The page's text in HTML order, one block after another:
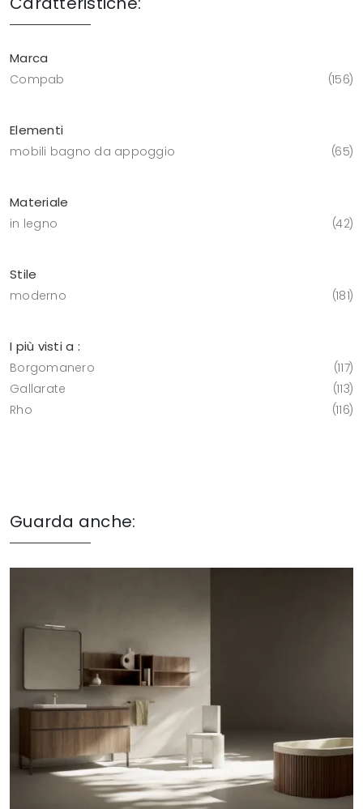
Marca
Compab 156
Elementi
mobili bagno da appoggio 65
Materiale
in legno 42
Stile
moderno 181
I più visti a :
Borgomanero
117
Gallarate
113
Rho
116
Guarda anche: